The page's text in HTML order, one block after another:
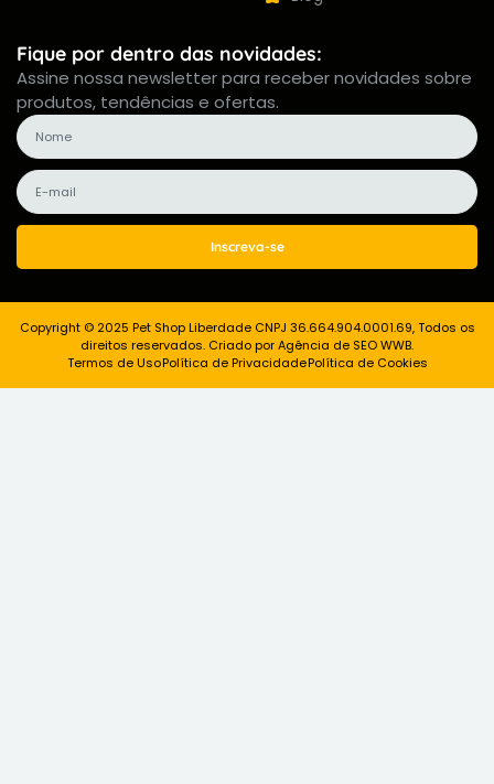
Fique por dentro das novidades:
Assine nossa newsletter para receber novidades sobre
produtos, tendências e ofertas.
Inscreva-se
Copyright © 2025 Pet Shop Liberdade CNPJ 36.664.904.0001.69, Todos os
direitos reservados. Criado por Agência de SEO WWB.
Termos de UsoPolítica de PrivacidadePolítica de Cookies